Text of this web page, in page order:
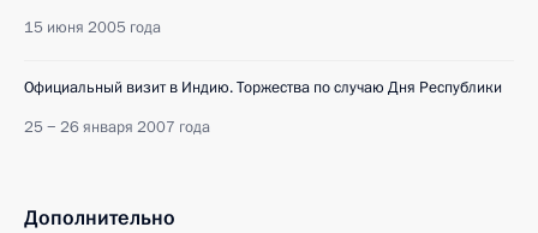
15 июня 2005 года
Официальный визит в Индию. Торжества по случаю Дня Республики
25 − 26 января 2007 года
Дополнительно